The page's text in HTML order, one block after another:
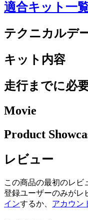
適合キット一
テクニカルデ
キット内容
走行までに必
Movie
Product
レビュー
この商品の最初のレビ
登録ユーザーのみがレ
インするか、 アカウン